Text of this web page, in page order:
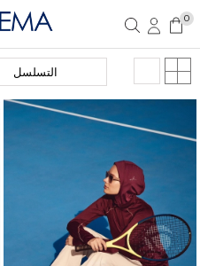
تسجيل مستخدم جديد
0
التسلسل